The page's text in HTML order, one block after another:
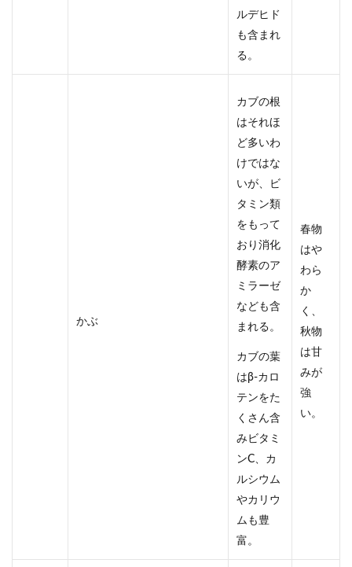
ルデヒド
も含まれ
る。
かぶ
カブの根
はそれほ
ど多いわ
けではな
いが、ビ
タミン類
をもって
おり消化
酵素のア
ミラーゼ
なども含
まれる。
カブの葉
はβ-カロ
テンをた
くさん含
みビタミ
ンC、カ
ルシウム
やカリウ
ムも豊
富。
春物
はや
わら
か
く、
秋物
は甘
みが
強
い。